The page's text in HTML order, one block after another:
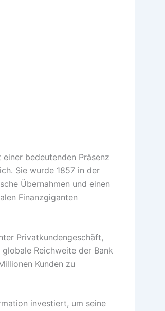
bedeutenden Präsenz
Sie wurde 1857 in der
Übernahmen und einen
Finanzgiganten
Privatkundengeschäft,
Reichweite der Bank
Kunden zu
investiert, um seine